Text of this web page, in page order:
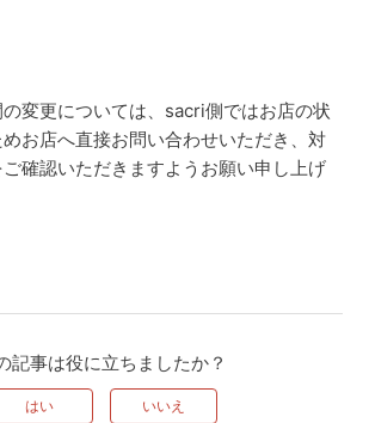
変更については、sacri側ではお店の状
お店へ直接お問い合わせいただき、対
確認いただきますようお願い申し上げ
記事は役に立ちましたか？
はい いいえ